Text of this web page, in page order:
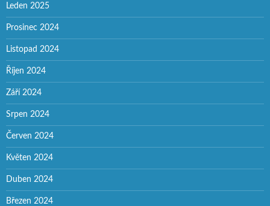
Leden 2025
Prosinec 2024
Listopad 2024
Říjen 2024
Září 2024
Srpen 2024
Červen 2024
Květen 2024
Duben 2024
Březen 2024